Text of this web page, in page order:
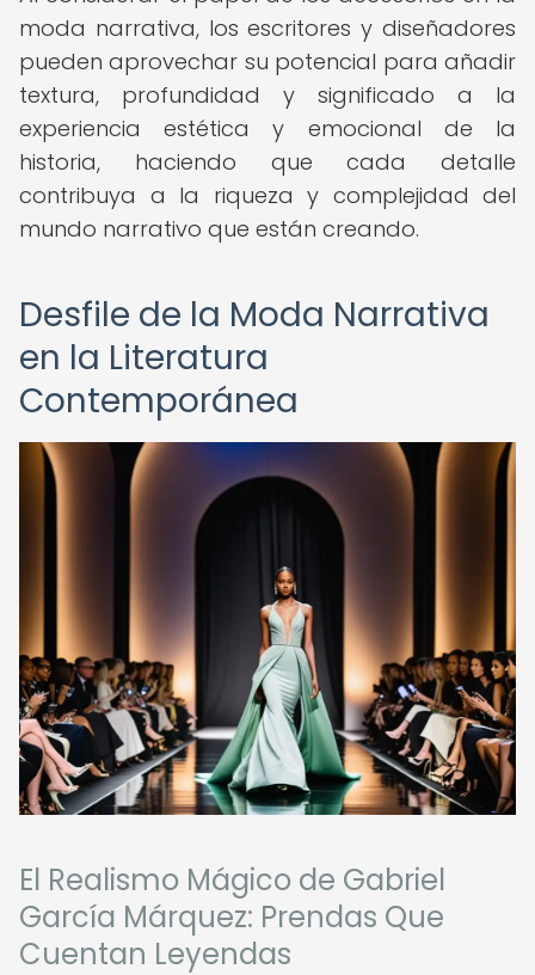
moda narrativa, los escritores y diseñadores
pueden aprovechar su potencial para añadir
textura, profundidad y significado a la
experiencia estética y emocional de la
historia, haciendo que cada detalle
contribuya a la riqueza y complejidad del
mundo narrativo que están creando.
Desfile de la Moda Narrativa
en la Literatura
Contemporánea
El Realismo Mágico de Gabriel
García Márquez: Prendas Que
Cuentan Leyendas